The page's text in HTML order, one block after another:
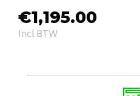
€1,195.00
Incl BTW